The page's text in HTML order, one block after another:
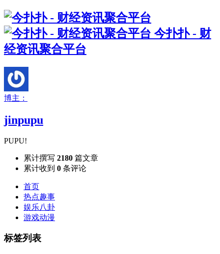
今扑扑 - 财
经资讯聚合平台
博主：
jinpupu
PUPU!
累计撰写 2180 篇文章
累计收到 0 条评论
首页
热点趣事
娱乐八卦
游戏动漫
标签列表